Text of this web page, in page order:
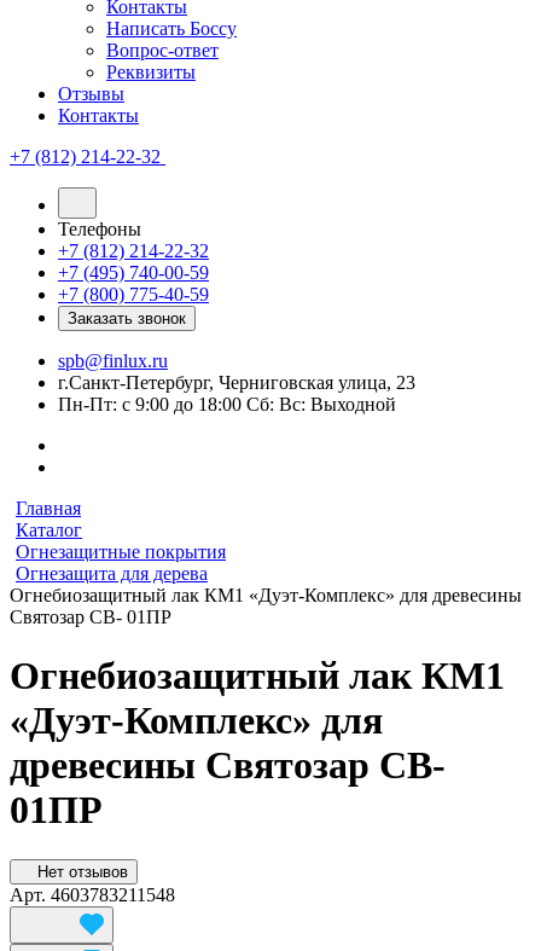
Контакты
Написать Боссу
Вопрос-ответ
Реквизиты
Отзывы
Контакты
+7 (812) 214-22-32
Телефоны
+7 (812) 214-22-32
+7 (495) 740-00-59
+7 (800) 775-40-59
Заказать звонок
spb@finlux.ru
г.Санкт-Петербург, Черниговская улица, 23
Пн-Пт: с 9:00 до 18:00 Сб: Вс: Выходной
Главная
Каталог
Огнезащитные покрытия
Огнезащита для дерева
Огнебиозащитный лак КМ1 «Дуэт-Комплекс» для древесины
Святозар СВ- 01ПР
Огнебиозащитный лак КМ1
«Дуэт-Комплекс» для
древесины Святозар СВ-
01ПР
Нет отзывов
Арт. 4603783211548